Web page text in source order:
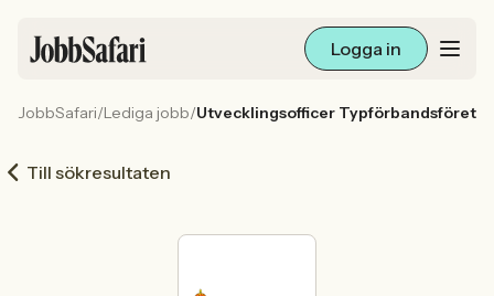
Logga in
Arbetsliv och karriär
För arbetsgivare
JobbSafari/Lediga jobb/Utvecklingsofficer
Till sökresultaten